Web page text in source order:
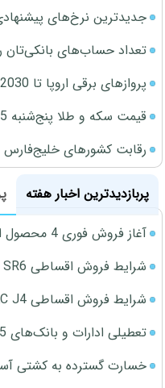
جدیدترین نرخ‌های پیشنهادی مسکن
تعداد حساب‌های بانکی‌تان
پروازهای برقی اروپا تا 2030 آغاز می‌شود
قیمت سکه و طلا پنج‌شنبه 15 مرداد 1405
رقابت کشورهای خلیج‌فارس
پربازدیدترین اخبار هفته
آغاز فروش فوری 4 محصول ایران خودرو در نمایندگی‌ها
شرایط فروش اقساطی KMC SR6 کرمان موتور اعلام شد
شرایط فروش اقساطی JAC J4 (مرداد 1405)
تعطیلی ادارات و بانک‌های 5 استان در روز چهارشنبه
خسارت گسترده به کشتی